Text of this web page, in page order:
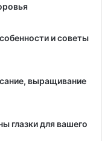
и советы
выращивание
глазки для вашего